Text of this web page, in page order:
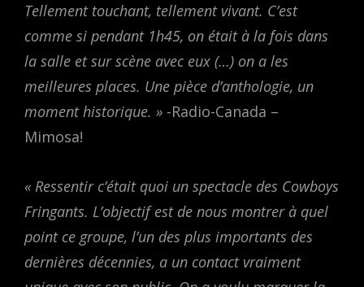
Tellement touchant, tellement vivant. C’est
comme si pendant 1h45, on était à la fois dans
la salle et sur scène avec eux (…) on a les
meilleures places. Une pièce d’anthologie, un
moment historique. » -Radio-Canada –
Mimosa!
« Ressentir c’était quoi un spectacle des Cowboys
Fringants. L’objectif est de nous montrer à quel
point ce groupe, l’un des plus importants des
dernières décennies, a un contact vraiment